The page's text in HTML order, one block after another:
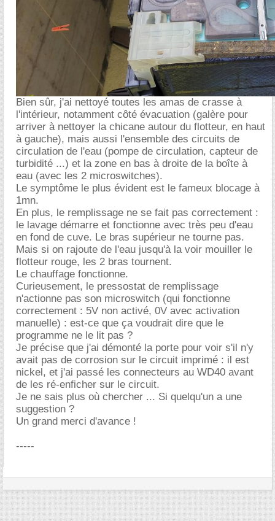
Bien sûr, j'ai nettoyé toutes les amas de crasse à
l'intérieur, notamment côté évacuation (galère pour
arriver à nettoyer la chicane autour du flotteur, en haut
à gauche), mais aussi l'ensemble des circuits de
circulation de l'eau (pompe de circulation, capteur de
turbidité ...) et la zone en bas à droite de la boîte à
eau (avec les 2 microswitches).
Le symptôme le plus évident est le fameux blocage à
1mn.
En plus, le remplissage ne se fait pas correctement :
le lavage démarre et fonctionne avec très peu d'eau
en fond de cuve. Le bras supérieur ne tourne pas.
Mais si on rajoute de l'eau jusqu'à la voir mouiller le
flotteur rouge, les 2 bras tournent.
Le chauffage fonctionne.
Curieusement, le pressostat de remplissage
n'actionne pas son microswitch (qui fonctionne
correctement : 5V non activé, 0V avec activation
manuelle) : est-ce que ça voudrait dire que le
programme ne le lit pas ?
Je précise que j'ai démonté la porte pour voir s'il n'y
avait pas de corrosion sur le circuit imprimé : il est
nickel, et j'ai passé les connecteurs au WD40 avant
de les ré-enficher sur le circuit.
Je ne sais plus où chercher ... Si quelqu'un a une
suggestion ?
Un grand merci d'avance !
-----